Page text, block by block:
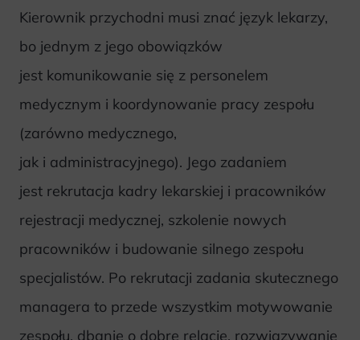
Kierownik przychodni musi znać język lekarzy,
bo jednym z jego obowiązków
jest komunikowanie się z personelem
medycznym i koordynowanie pracy zespołu
(zarówno medycznego,
jak i administracyjnego). Jego zadaniem
jest rekrutacja kadry lekarskiej i pracowników
rejestracji medycznej, szkolenie nowych
pracowników i budowanie silnego zespołu
specjalistów. Po rekrutacji zadania skutecznego
managera to przede wszystkim motywowanie
zespołu, dbanie o dobre relacje, rozwiązywanie